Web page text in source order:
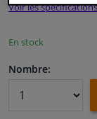
Atelier & outils
Camping-car,
Promotions et
Voir les
En stock
Nombre: